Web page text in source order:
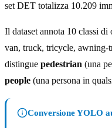
set DET totalizza 10.209
Il dataset annota 10 classi
van, truck, tricycle, awning-
distingue pedestrian (una
people (una persona in
Conversione YOLO